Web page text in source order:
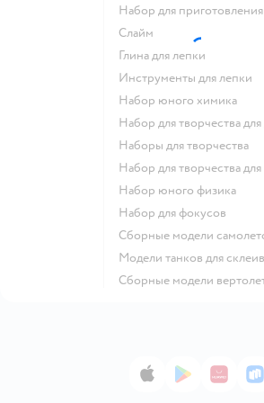
Набор для
Слайм
Глина для лепки
Инструменты для лепки
Набор юного химика
Набор для творчества
Наборы для творчества
Набор для творчества
Набор юного физика
Набор для фокусов
Сборные модели
Модели танков для
Сборные модели
App StoreGoogle Play